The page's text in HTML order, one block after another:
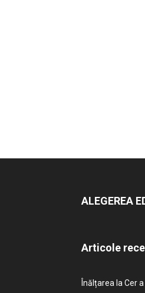
ALEGEREA
Articole
Înălțarea la Cer